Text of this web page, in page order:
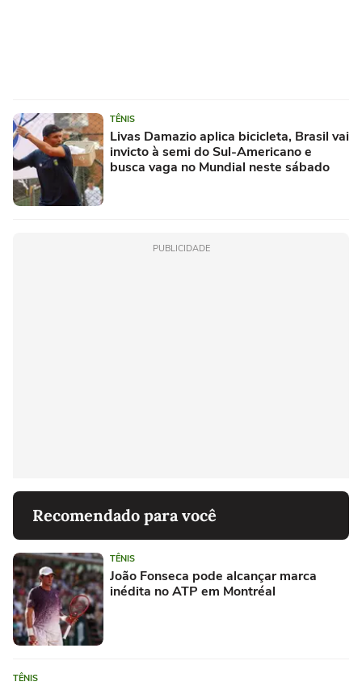
TÊNIS
Livas Damazio aplica bicicleta, Brasil vai
invicto à semi do Sul-Americano e
busca vaga no Mundial neste sábado
PUBLICIDADE
Recomendado para você
TÊNIS
João Fonseca pode alcançar marca
inédita no ATP em Montréal
TÊNIS